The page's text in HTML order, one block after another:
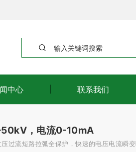
中心 联系我们
，电流0-10mA
过流短路拉弧全保护，快速的电压电流瞬